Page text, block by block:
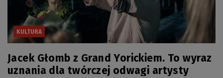
KULTURA
Jacek Głomb z Grand Yorickiem. To wyraz
uznania dla twórczej odwagi artysty